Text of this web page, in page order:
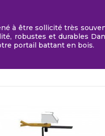
à être sollicité très
robustes et durables
portail battant en bois.